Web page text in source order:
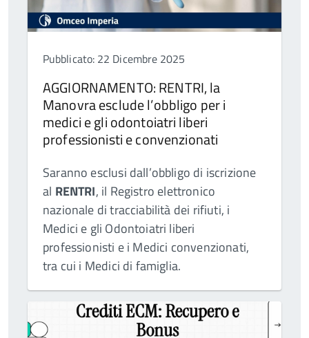
Pubblicato: 22 Dicembre 2025
AGGIORNAMENTO: RENTRI, la
Manovra esclude l’obbligo per i
medici e gli odontoiatri liberi
professionisti e convenzionati
Saranno esclusi dall’obbligo di iscrizione
al RENTRI, il Registro elettronico
nazionale di tracciabilità dei rifiuti, i
Medici e gli Odontoiatri liberi
professionisti e i Medici convenzionati,
tra cui i Medici di famiglia.